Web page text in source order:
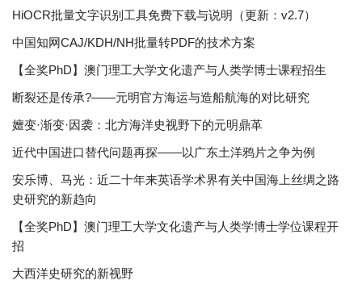
HiOCR批量文字识别工具免费下载与说明（更新：v2.7）
中国知网CAJ/KDH/NH批量转PDF的技术方案
【全奖PhD】澳门理工大学文化遗产与人类学博士课程招生
断裂还是传承?——元明官方海运与造船航海的对比研究
嬗变·渐变·因袭：北方海洋史视野下的元明鼎革
近代中国进口替代问题再探——以广东土洋鸦片之争为例
安乐博、马光：近二十年来英语学术界有关中国海上丝绸之路
史研究的新趋向
【全奖PhD】澳门理工大学文化遗产与人类学博士学位课程开
招
大西洋史研究的新视野